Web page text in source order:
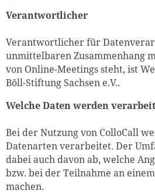
Verantwortlicher
Verantwortlicher für
unmittelbaren Zusammenhang
von Online-Meetings steht, ist
Böll-Stiftung Sachsen e.V..
Welche Daten werden
Bei der Nutzung von ColloCall
Datenarten verarbeitet. Der
dabei auch davon ab, welche
bzw. bei der Teilnahme an
machen.